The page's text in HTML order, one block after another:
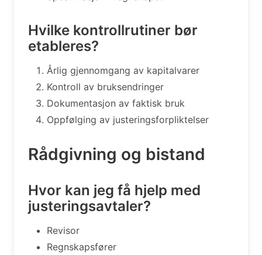
Hvilke kontrollrutiner bør
etableres?
Årlig gjennomgang av kapitalvarer
Kontroll av bruksendringer
Dokumentasjon av faktisk bruk
Oppfølging av justeringsforpliktelser
Rådgivning og bistand
Hvor kan jeg få hjelp med
justeringsavtaler?
Revisor
Regnskapsfører